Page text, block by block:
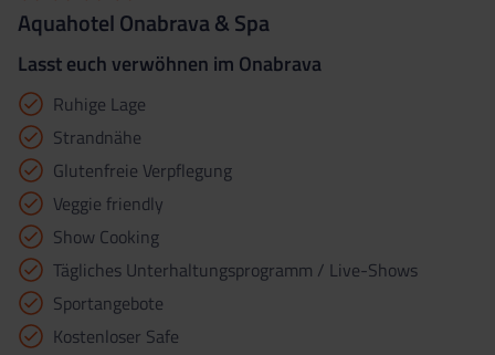
Aquahotel Onabrava & Spa
Lasst euch verwöhnen im Onabrava
Ruhige Lage
Strandnähe
Glutenfreie Verpflegung
Veggie friendly
Show Cooking
Tägliches Unterhaltungsprogramm / Live-Shows
Sportangebote
Kostenloser Safe